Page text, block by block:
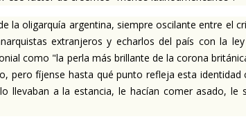
la oligarquía argentina, siempre oscilante entre
extranjeros y echarlos del país con la
como "la perla más brillante de la corona
pero fíjense hasta qué punto refleja esta
llevaban a la estancia, le hacían comer asado,